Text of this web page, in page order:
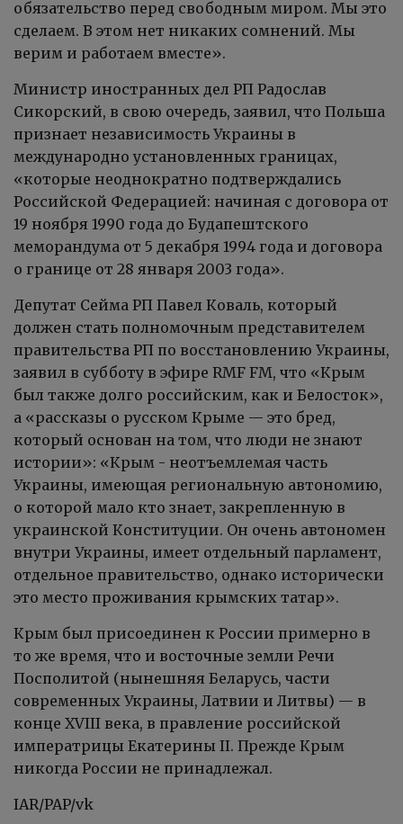
обязательство перед свободным миром. Мы это
сделаем. В этом нет никаких сомнений. Мы
верим и работаем вместе».
Министр иностранных дел РП Радослав
Сикорский, в свою очередь, заявил, что Польша
признает независимость Украины в
международно установленных границах,
«которые неоднократно подтверждались
Российской Федерацией: начиная с договора от
19 ноября 1990 года до Будапештского
меморандума от 5 декабря 1994 года и договора
о границе от 28 января 2003 года».
Депутат Сейма РП Павел Коваль, который
должен стать полномочным представителем
правительства РП по восстановлению Украины,
заявил в субботу в эфире RMF FM, что «Крым
был также долго российским, как и Белосток»,
а «рассказы о русском Крыме — это бред,
который основан на том, что люди не знают
истории»: «Крым - неотъемлемая часть
Украины, имеющая региональную автономию,
о которой мало кто знает, закрепленную в
украинской Конституции. Он очень автономен
внутри Украины, имеет отдельный парламент,
отдельное правительство, однако исторически
это место проживания крымских татар».
Крым был присоединен к России примерно в
то же время, что и восточные земли Речи
Посполитой (нынешняя Беларусь, части
современных Украины, Латвии и Литвы) — в
конце XVIII века, в правление российской
императрицы Екатерины II. Прежде Крым
никогда России не принадлежал.
IAR/PAP/vk